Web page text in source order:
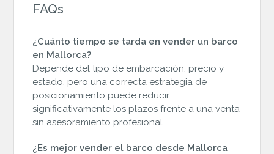
FAQs
¿Cuánto tiempo se tarda en vender un barco
en Mallorca?
Depende del tipo de embarcación, precio y
estado, pero una correcta estrategia de
posicionamiento puede reducir
significativamente los plazos frente a una venta
sin asesoramiento profesional.
¿Es mejor vender el barco desde Mallorca